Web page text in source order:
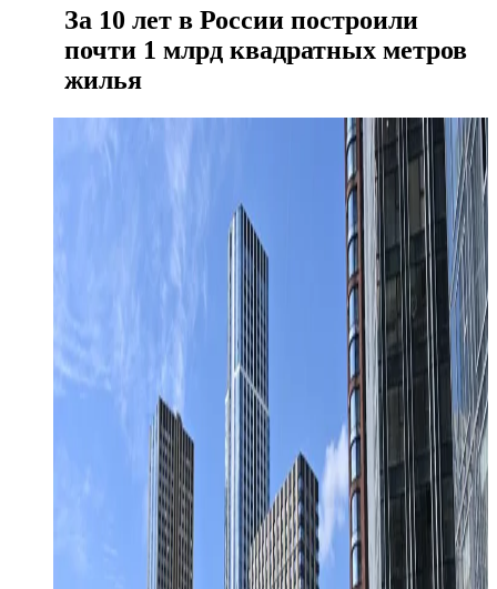
За 10 лет в России построили
почти 1 млрд квадратных метров
жилья